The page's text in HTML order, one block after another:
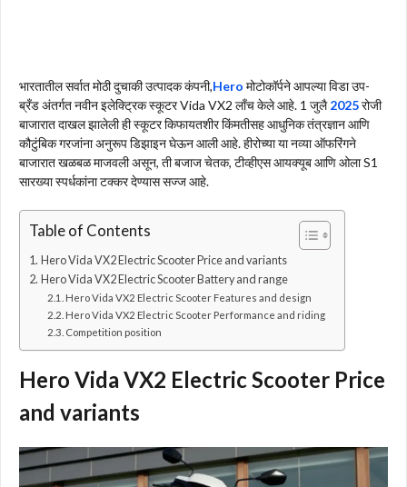
भारतातील सर्वात मोठी दुचाकी उत्पादक कंपनी,Hero मोटोकॉर्पने आपल्या विडा उप-
ब्रँड अंतर्गत नवीन इलेक्ट्रिक स्कूटर Vida VX2 लाँच केले आहे. 1 जुलै2025रोजी
बाजारात दाखल झालेली ही स्कूटर किफायतशीर किंमतीसह आधुनिक तंत्रज्ञान आणि
कौटुंबिक गरजांना अनुरूप डिझाइन घेऊन आली आहे. हीरोच्या या नव्या ऑफरिंगने
बाजारात खळबळ माजवली असून, ती बजाज चेतक, टीव्हीएस आयक्यूब आणि ओला S1
सारख्या स्पर्धकांना टक्कर देण्यास सज्ज आहे.
Table of Contents
Hero Vida VX2 Electric Scooter Price and variants
Hero Vida VX2 Electric Scooter Battery and range
Hero Vida VX2 Electric Scooter Features and design
Hero Vida VX2 Electric Scooter Performance and riding
Competition position
Hero Vida VX2 Electric Scooter Price
and variants